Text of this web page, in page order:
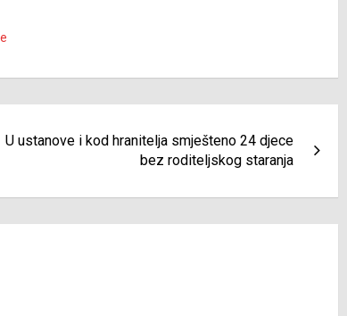
U ustanove i kod hranitelja smješteno 24 djece
bez roditeljskog staranja